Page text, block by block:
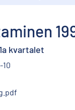
kvartalet
10